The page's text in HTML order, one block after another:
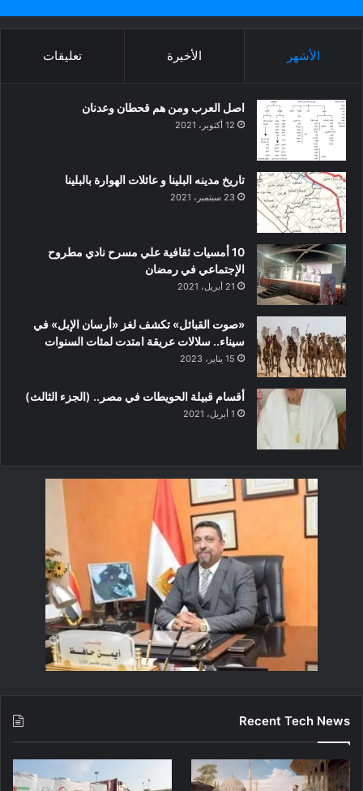
الأشهر الأخيرة تعليقات
اصل العرب ومن هم قحطان وعدنان
12 أكتوبر، 2021
تاريخ مدينه البلينا و عائلات الهوارة بالبلينا
23 سبتمبر، 2021
10 أمسيات ثقافية علي مسرح نادي مطروح
الإجتماعي في رمضان
21 أبريل، 2021
«صوت القبائل» تكشف لغز «أرسان الإبل» في
سيناء.. سلالات عريقة امتدت لمئات السنوات
15 يناير، 2023
أقسام قبيلة الحويطات في مصر.. (الجزء الثالث)
1 أبريل، 2021
Recent Tech News